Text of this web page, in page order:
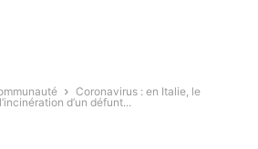
Coronavirus : en Italie, le
d’un défunt...